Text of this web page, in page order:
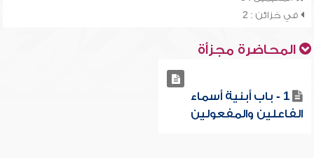
في خزائن : 2
المحاضرة مجزأة
1 - باب أبنية أسماء
الفاعلين والمفعولين